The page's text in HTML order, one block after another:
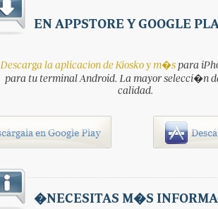
EN APPSTORE Y GOOGLE
Descarga la aplicacion de Kiosko y m�spara
para tu terminal Android. La mayor selecci�n
calidad.
�NECESITAS M�S